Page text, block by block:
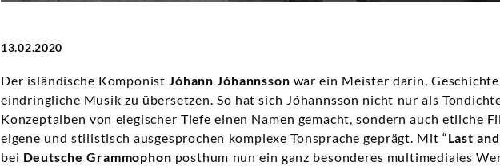
13.02.2020
Der isländische KomponistJóhann Jóhannsson war ein Meister darin,
eindringliche Musik zu übersetzen. So hat sich Jóhannsson nicht nur als
Konzeptalben von elegischer Tiefe einen Namen gemacht, sondern auch etliche
eigene und stilistisch ausgesprochen komplexe Tonsprache geprägt. Mit “Last
bei Deutsche Grammophon posthum nun ein ganz besonderes multimediales